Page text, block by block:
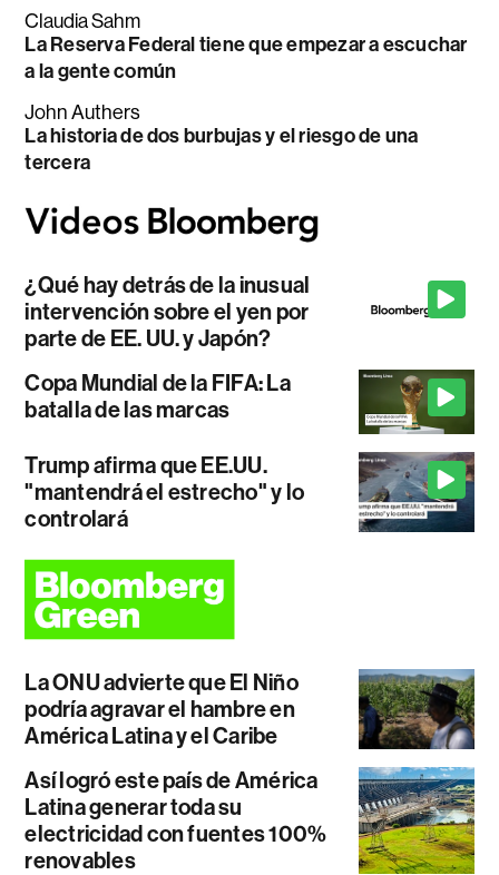
Claudia Sahm
La Reserva Federal tiene que empezar a escuchar
a la gente común
John Authers
La historia de dos burbujas y el riesgo de una
tercera
¿Qué hay detrás de la inusual
intervención sobre el yen por
parte de EE. UU. y Japón?
Copa Mundial de la FIFA: La
batalla de las marcas
Trump afirma que EE.UU.
"mantendrá el estrecho" y lo
controlará
La ONU advierte que El Niño
podría agravar el hambre en
América Latina y el Caribe
Así logró este país de América
Latina generar toda su
electricidad con fuentes 100%
renovables